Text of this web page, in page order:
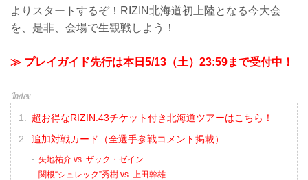
よりスタートするぞ！RIZIN北海道初上陸となる今大会
を、是非、会場で生観戦しよう！
≫ プレイガイド先行は本日5/13（土）23:59まで受付中！
超お得なRIZIN.43チケット付き北海道ツアーはこちら！
追加対戦カード（全選手参戦コメント掲載）
矢地祐介 vs. ザック・ゼイン
関根“シュレック”秀樹 vs. 上田幹雄